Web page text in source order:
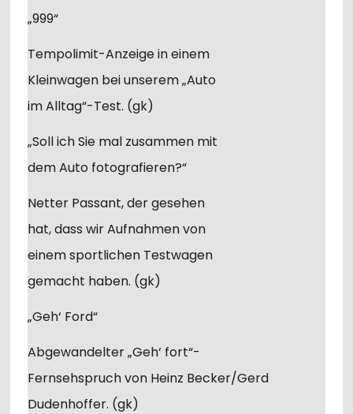
„999“
Tempolimit-Anzeige in einem
Kleinwagen bei unserem „Auto
im Alltag“-Test. (gk)
„Soll ich Sie mal zusammen mit
dem Auto fotografieren?“
Netter Passant, der gesehen
hat, dass wir Aufnahmen von
einem sportlichen Testwagen
gemacht haben. (gk)
„Geh‘ Ford“
Abgewandelter „Geh‘ fort“-
Fernsehspruch von Heinz Becker/Gerd
Dudenhoffer. (gk)